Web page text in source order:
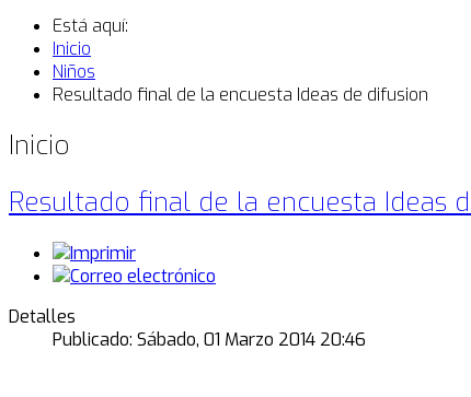
Está aquí:
Inicio
Niños
Resultado final de la encuesta Ideas de difusion
Inicio
Resultado final de la encuesta Ideas
Detalles
Publicado: Sábado, 01 Marzo 2014 20:46